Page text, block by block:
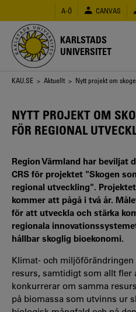
huvudinnehåll
A-Ö CANVAS
KARLSTADS
UNIVERSITET
Länkstig
KAU.SE > Aktuellt > Nytt projekt om
NYTT PROJEKT OM
FÖR REGIONAL
Region Värmland har
CRS för projektet "Skogen
regional utveckling".
kommer att pågå i två år.
för att utveckla och stärka
regionala
hållbar skoglig bioekonomi.
Klimat- och
resurs, samtidigt som allt fler
konkurrerar om samma
på biomassa som utvinns ur